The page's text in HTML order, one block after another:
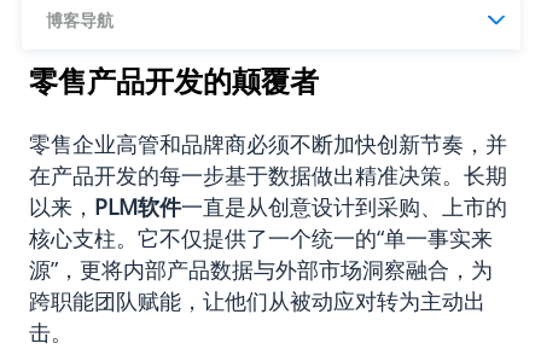
博客导航
零售产品开发的颠覆者
零售企业高管和品牌商必须不断加快创新节奏，并
在产品开发的每一步基于数据做出精准决策。长期
以来， PLM软件一直是从创意设计到采购、上市的
核心支柱。它不仅提供了一个统一的“单一事实来
源”，更将内部产品数据与外部市场洞察融合，为
跨职能团队赋能，让他们从被动应对转为主动出
击。